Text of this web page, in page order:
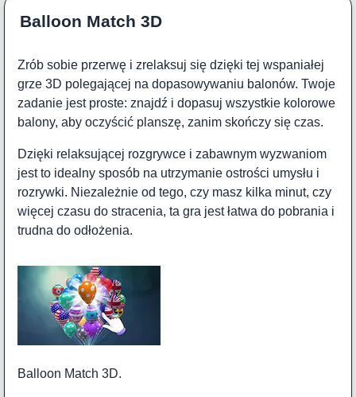
Balloon Match 3D
Zrób sobie przerwę i zrelaksuj się dzięki tej wspaniałej
grze 3D polegającej na dopasowywaniu balonów. Twoje
zadanie jest proste: znajdź i dopasuj wszystkie kolorowe
balony, aby oczyścić planszę, zanim skończy się czas.
Dzięki relaksującej rozgrywce i zabawnym wyzwaniom
jest to idealny sposób na utrzymanie ostrości umysłu i
rozrywki. Niezależnie od tego, czy masz kilka minut, czy
więcej czasu do stracenia, ta gra jest łatwa do pobrania i
trudna do odłożenia.
Balloon Match 3D.